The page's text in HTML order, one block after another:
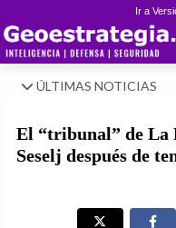
Ir a
ÚLTIMAS NOTICIAS
El “tribunal” de La
Seselj después de